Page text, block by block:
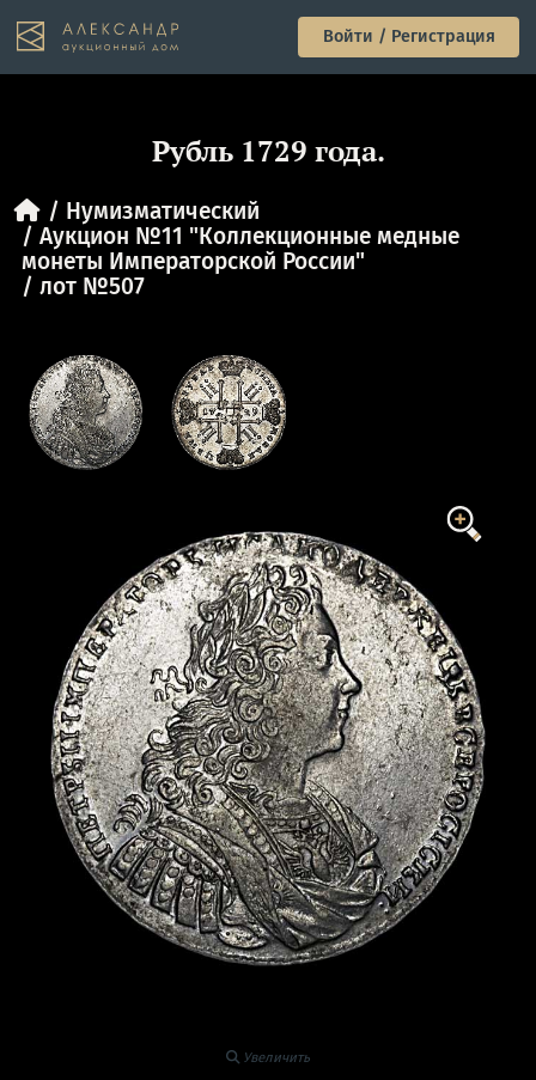
Войти / Регистрация
Рубль 1729 года.
Нумизматический
Аукцион №11 "Коллекционные медные
монеты Императорской России"
лот №507
Увеличить